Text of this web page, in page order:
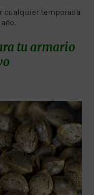
cualquier temporada
tu armario